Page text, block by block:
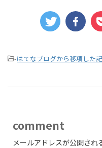
-はてなブログから移項した
comment
メールアドレスが公開され